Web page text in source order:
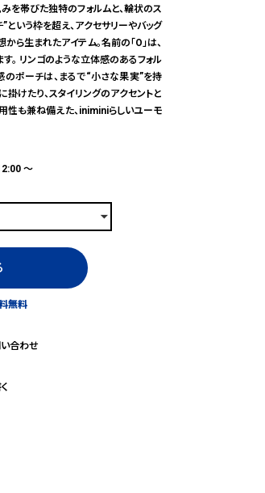
を帯びた独特のフォルムと、輪状のス
いう枠を超え、アクセサリーやバッグ
ら生まれたアイテム。名前の「O」は、
。 リンゴのような立体感のあるフォル
のポーチは、まるで“小さな果実”を持
掛けたり、スタイリングのアクセントと
性も兼ね備えた、iniminiらしいユーモ
〜
無料
合わせ